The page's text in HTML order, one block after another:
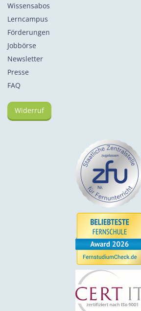
Wissensabos
Lerncampus
Förderungen
Jobbörse
Newsletter
Presse
FAQ
Widerruf